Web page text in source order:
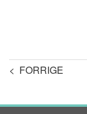
< FORRIGE